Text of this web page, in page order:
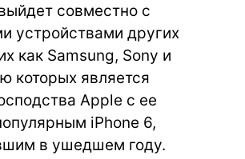
совместно с
устройствами других
как Samsung, Sony и
которых является
Apple с ее
iPhone 6,
в ушедшем году.